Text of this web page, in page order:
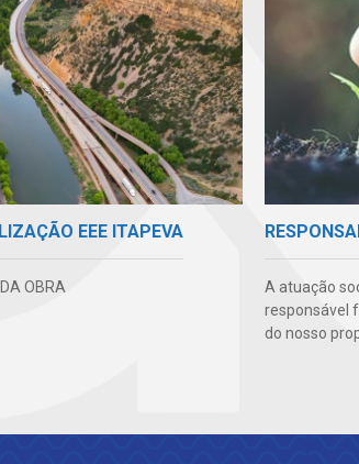
EEE ITAPEVA
OBRA
A atuação
responsável
do nosso